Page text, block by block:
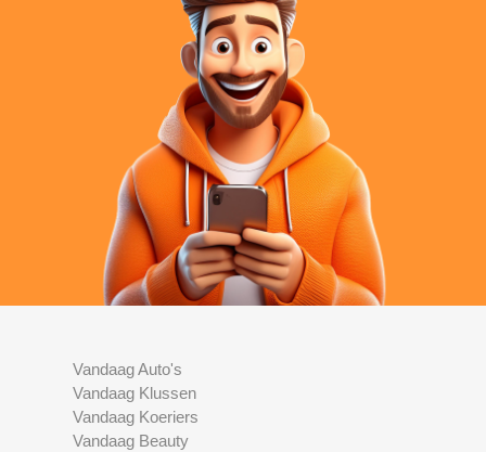
Vandaag Auto's
Vandaag Klussen
Vandaag Koeriers
Vandaag Beauty